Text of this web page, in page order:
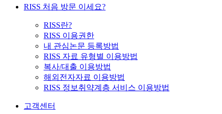
RISS 처음 방문 이세요?
RISS란?
RISS 이용권한
내 관심논문 등록방법
RISS 자료 유형별 이용방법
복사/대출 이용방법
해외전자자료 이용방법
RISS 정보취약계층 서비스 이용방법
고객센터